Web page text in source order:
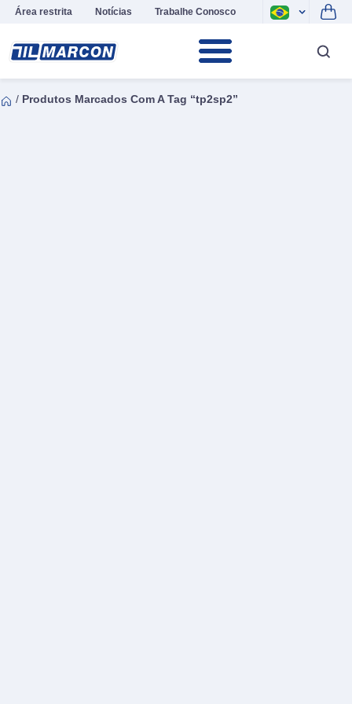
Área restrita Notícias Trabalhe Conosco
/ Produtos Marcados Com A Tag “tp2sp2”